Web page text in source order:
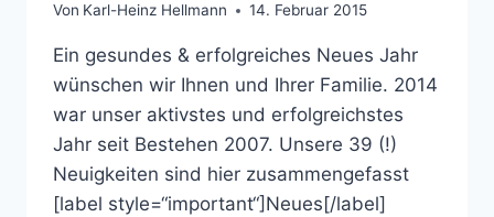
Von Karl-Heinz Hellmann 14. Februar 2015
Ein gesundes & erfolgreiches Neues Jahr
wünschen wir Ihnen und Ihrer Familie. 2014
war unser aktivstes und erfolgreichstes
Jahr seit Bestehen 2007. Unsere 39 (!)
Neuigkeiten sind hier zusammengefasst
[label style=“important“]Neues[/label]